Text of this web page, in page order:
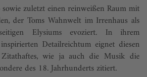
sowie zuletzt einen reinweißen Raum mit
der Toms Wahnwelt im Irrenhaus als
Elysiums evoziert. In ihrem
Detailreichtum eignet diesen
Zitathaftes, wie ja auch die Musik die
des 18. Jahrhunderts zitiert.